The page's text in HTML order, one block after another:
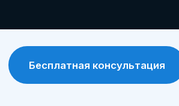
обслуживание у официального дилера
позволяет сохранить заводскую гарантию